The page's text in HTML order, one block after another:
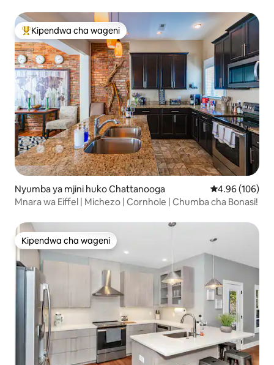
Kipendwa maarufu cha wageni
Kipendwa cha wageni
Nyumba ya mjini huko Chattanooga Ukadiriaji wa
4.96 (106)
Mnara wa Eiffel | Michezo | Cornhole | Chumba cha Bonasi!
Kipendwa cha wageni
Kipendwa cha wageni